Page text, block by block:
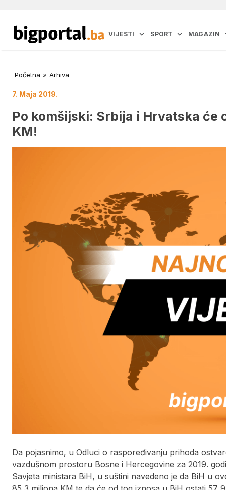
VIJESTI SPORT MAGAZIN
Početna » Arhiva
7. Maja 2019.
Po komšijski: Srbija i Hrvatska će
KM!
Da pojasnimo, u Odluci o raspoređivanju prihoda
vazdušnom prostoru Bosne i Hercegovine za 2019.
Savjeta ministara BiH, u suštini navedeno je da BiH u